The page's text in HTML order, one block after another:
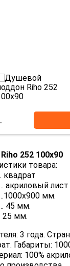
252 100x90
товара:
квадрат
акриловый
мм.
45 мм.
25 мм.
3 года.
Габариты:
100%